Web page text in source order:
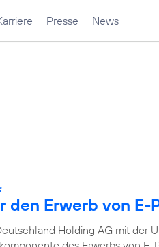
Presse News
den Erwerb von E-
Holding AG mit der